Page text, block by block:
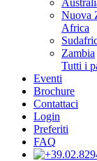
Nuova
Africa
Zambia
Tutti i
Eventi
Brochure
Contattaci
Login
Preferiti
FAQ